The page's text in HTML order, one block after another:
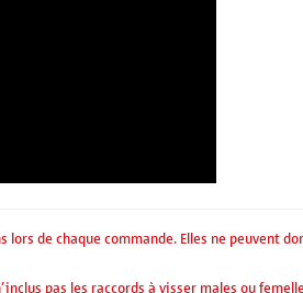
de chaque commande. Elles ne peuvent